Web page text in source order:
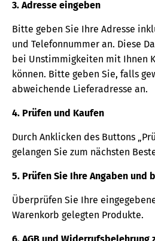
3. Adresse eingeben
Bitte geben Sie Ihre Adresse
und Telefonnummer an. Diese
bei Unstimmigkeiten mit Ihnen
können. Bitte geben Sie, falls
abweichende Lieferadresse an.
4. Prüfen und Kaufen
Durch Anklicken des Buttons
gelangen Sie zum nächsten
5. Prüfen Sie Ihre Angaben und
Überprüfen Sie Ihre
Warenkorb gelegten Produkte.